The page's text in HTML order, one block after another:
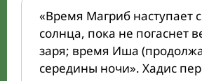
«Время Магриб наступает с
солнца, пока не погаснет
заря; время Иша
середины ночи». Хадис